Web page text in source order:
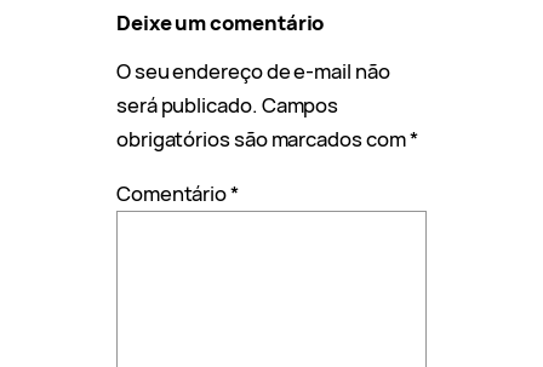
Deixe um comentário
O seu endereço de e-mail não
será publicado. Campos
obrigatórios são marcados com*
Comentário*